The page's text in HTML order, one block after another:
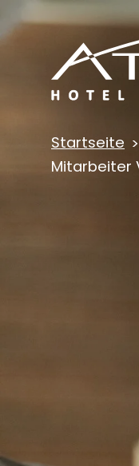
Startseite
Mitarbeiter